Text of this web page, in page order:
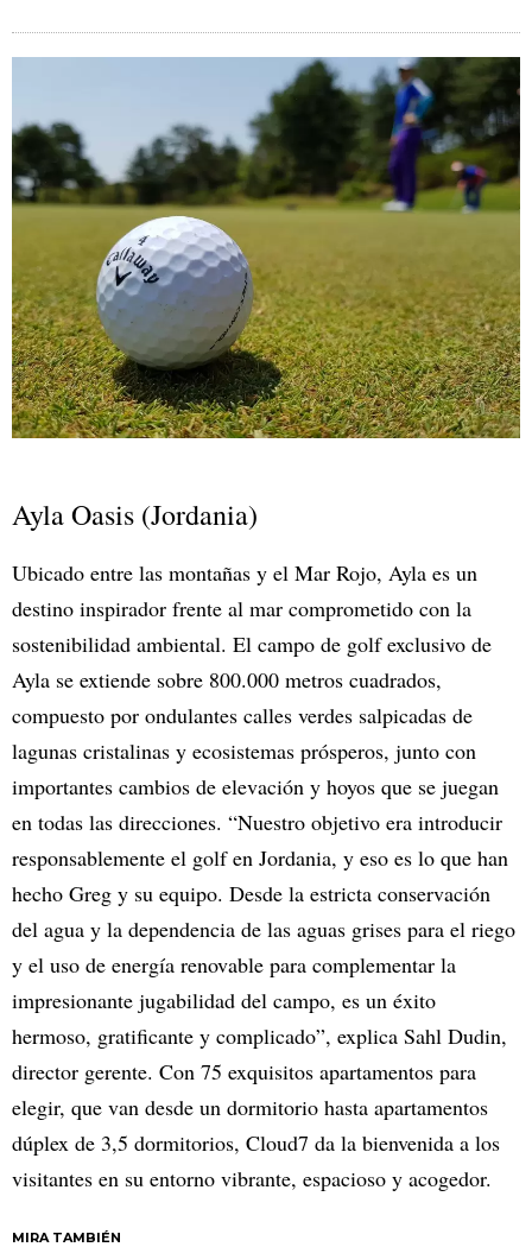
Ayla Oasis (Jordania)
Ubicado entre las montañas y el Mar Rojo, Ayla es un
destino inspirador frente al mar comprometido con la
sostenibilidad ambiental. El campo de golf exclusivo de
Ayla se extiende sobre 800.000 metros cuadrados,
compuesto por ondulantes calles verdes salpicadas de
lagunas cristalinas y ecosistemas prósperos, junto con
importantes cambios de elevación y hoyos que se juegan
en todas las direcciones. “Nuestro objetivo era introducir
responsablemente el golf en Jordania, y eso es lo que han
hecho Greg y su equipo. Desde la estricta conservación
del agua y la dependencia de las aguas grises para el riego
y el uso de energía renovable para complementar la
impresionante jugabilidad del campo, es un éxito
hermoso, gratificante y complicado”, explica Sahl Dudin,
director gerente. Con 75 exquisitos apartamentos para
elegir, que van desde un dormitorio hasta apartamentos
dúplex de 3,5 dormitorios, Cloud7 da la bienvenida a los
visitantes en su entorno vibrante, espacioso y acogedor.
MIRA TAMBIÉN